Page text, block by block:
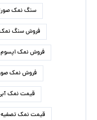
سنگ نمک
فروش سنگ
فروش نمک اپسوم
فروش نمک
قیمت نمک
قیمت نمک